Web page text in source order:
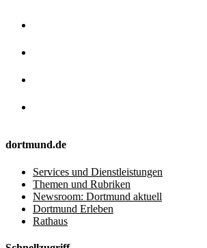
dortmund.de
Services und Dienstleistungen
Themen und Rubriken
Newsroom: Dortmund aktuell
Dortmund Erleben
Rathaus